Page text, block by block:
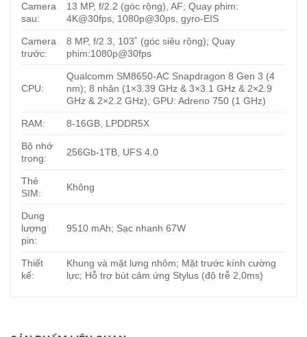
Camera
sau:
13 MP, f/2.2 (góc rộng), AF; Quay phim:
4K@30fps, 1080p@30ps, gyro-EIS
Camera
trước:
8 MP, f/2.3, 103˚ (góc siêu rộng); Quay
phim:1080p@30fps
CPU:
Qualcomm SM8650-AC Snapdragon 8 Gen 3 (4
nm); 8 nhân (1×3.39 GHz & 3×3.1 GHz & 2×2.9
GHz & 2×2.2 GHz); GPU: Adreno 750 (1 GHz)
RAM: 8-16GB, LPDDR5X
Bộ nhớ
trong:
256Gb-1TB, UFS 4.0
Thẻ
SIM:
Không
Dung
lượng
pin:
9510 mAh; Sạc nhanh 67W
Thiết
kế:
Khung và mặt lưng nhôm; Mặt trước kính cường
lực; Hỗ trợ bút cảm ứng Stylus (độ trễ 2,0ms)